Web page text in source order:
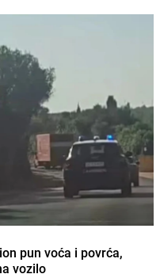
pun voća i povrća,
vozilo